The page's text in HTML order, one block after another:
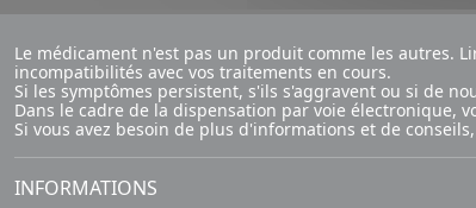
Le médicament n'est pas un produit comme les autres.
incompatibilités avec vos traitements en cours.
Si les symptômes persistent, s'ils s'aggravent ou si de
Dans le cadre de la dispensation par voie électronique,
Si vous avez besoin de plus d'informations et de conseils,
INFORMATIONS